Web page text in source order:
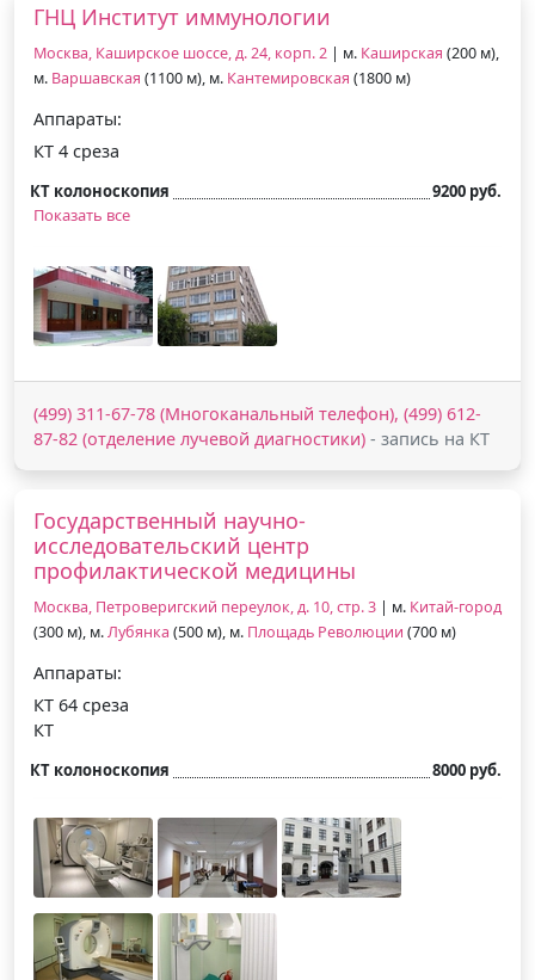
ГНЦ Институт иммунологии
Москва, Каширское шоссе, д. 24, корп. 2 | м. Каширская (200 м),
м. Варшавская (1100 м), м. Кантемировская (1800 м)
Аппараты:
КТ 4 среза
КТ колоноскопия
9200 руб.
Показать все
(499) 311-67-78 (Многоканальный телефон), (499) 612-
87-82 (отделение лучевой диагностики) - запись на КТ
Государственный научно-
исследовательский центр
профилактической медицины
Москва, Петроверигский переулок, д. 10, стр. 3 | м. Китай-город
(300 м), м.Лубянка (500 м), м. Площадь Революции (700 м)
Аппараты:
КТ 64 среза
КТ
КТ колоноскопия 8000 руб.